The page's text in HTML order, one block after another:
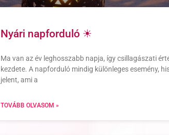
Nyári napforduló ☀
Ma van az év leghosszabb napja, így csillagászati
kezdete. A napforduló mindig különleges esemény,
jelent, ami a
TOVÁBB OLVASOM »